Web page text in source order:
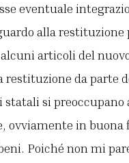
eventuale
alla
articoli del
da parte
si preoccupano
ovviamente in
Poiché non mi